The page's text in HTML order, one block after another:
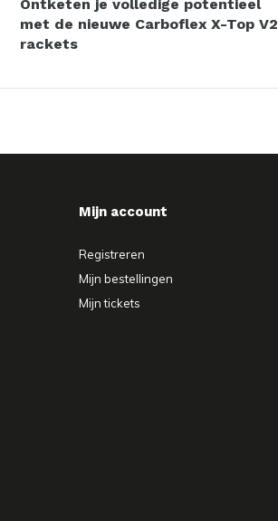
Ontketen je volledige potentieel
met de nieuwe Carboflex X-Top V2
rackets
Mijn account
Registreren
Mijn bestellingen
Mijn tickets